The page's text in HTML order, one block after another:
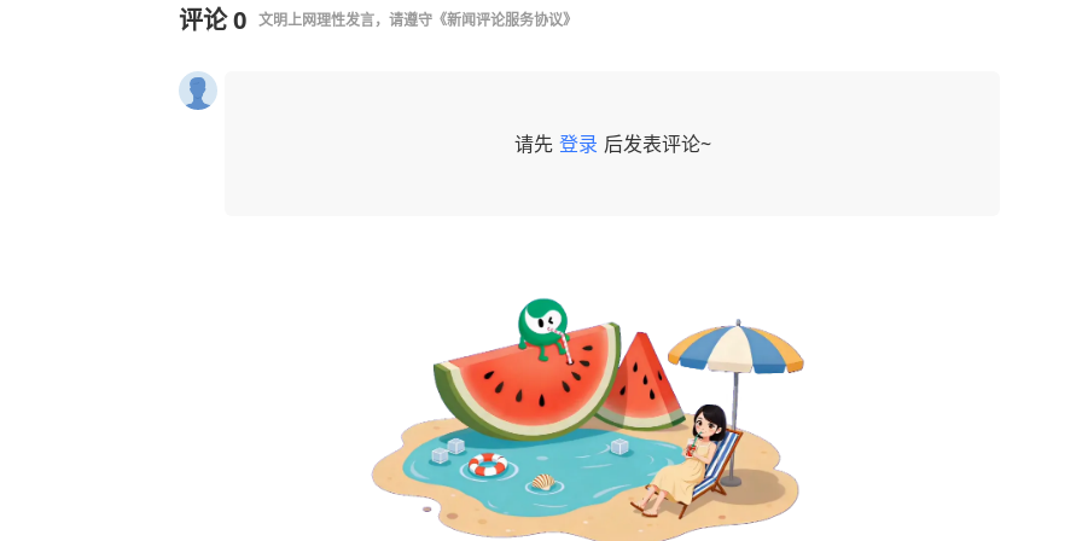
评论0 文明上网理性发言，请遵守 《新闻评论服务协议》
请先 登录 后发表评论~